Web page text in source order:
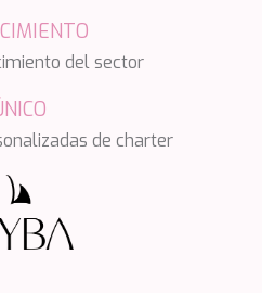
del sector
de charter